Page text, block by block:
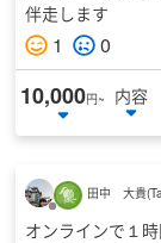
伴走します
1 0
10,000円~
内容
田中 大貴(
オンラインで１